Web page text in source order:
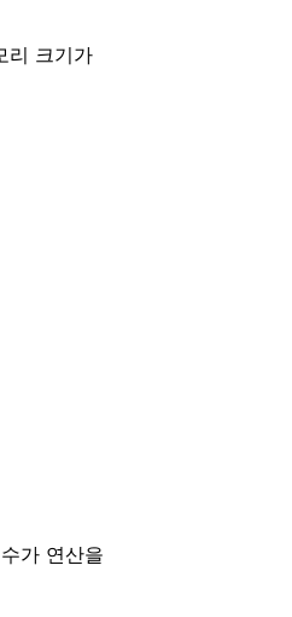
리 크기가
가 연산을